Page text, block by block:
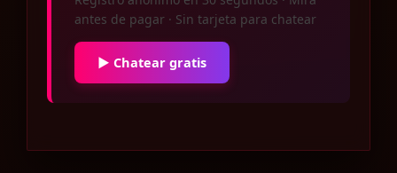
antes de pagar · Sin tarjeta para chatear
▶ Chatear gratis